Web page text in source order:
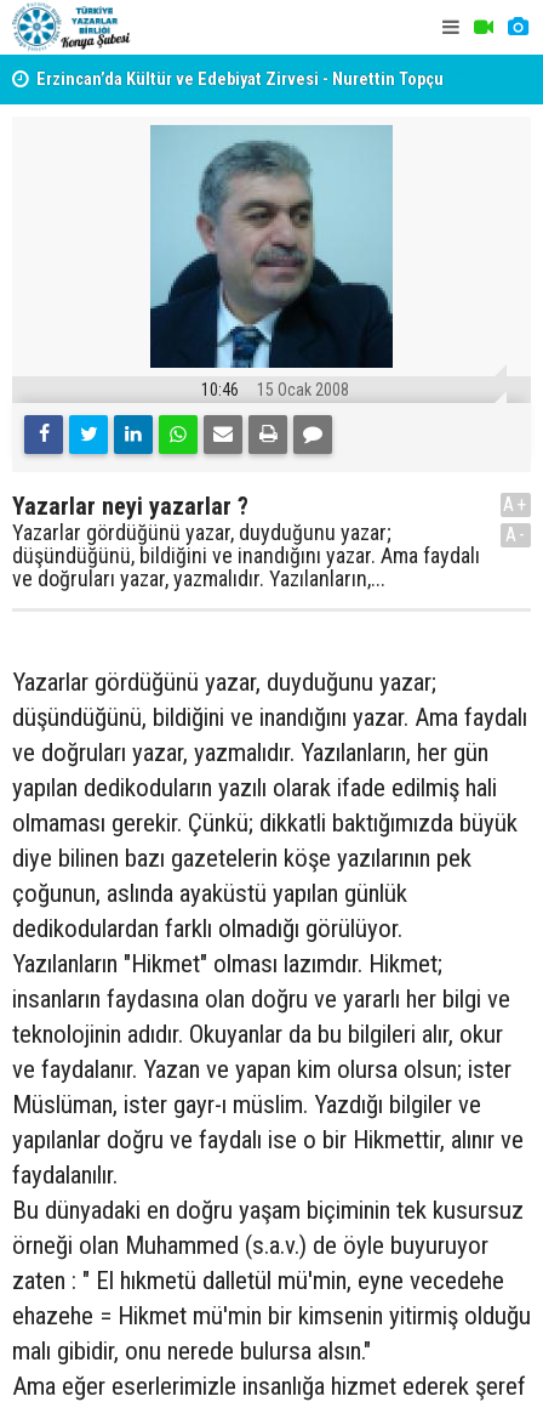
Erzincan’da Kültür ve Edebiyat Zirvesi - Nurettin Topçu
10:46 15 Ocak 2008
Yazarlar neyi yazarlar ?
Yazarlar gördüğünü yazar, duyduğunu yazar;
düşündüğünü, bildiğini ve inandığını yazar. Ama faydalı
ve doğruları yazar, yazmalıdır. Yazılanların,...
A+
A-
Yazarlar gördüğünü yazar, duyduğunu yazar;
düşündüğünü, bildiğini ve inandığını yazar. Ama faydalı
ve doğruları yazar, yazmalıdır. Yazılanların, her gün
yapılan dedikoduların yazılı olarak ifade edilmiş hali
olmaması gerekir. Çünkü; dikkatli baktığımızda büyük
diye bilinen bazı gazetelerin köşe yazılarının pek
çoğunun, aslında ayaküstü yapılan günlük
dedikodulardan farklı olmadığı görülüyor.
Yazılanların "Hikmet" olması lazımdır. Hikmet;
insanların faydasına olan doğru ve yararlı her bilgi ve
teknolojinin adıdır. Okuyanlar da bu bilgileri alır, okur
ve faydalanır. Yazan ve yapan kim olursa olsun; ister
Müslüman, ister gayr-ı müslim. Yazdığı bilgiler ve
yapılanlar doğru ve faydalı ise o bir Hikmettir, alınır ve
faydalanılır.
Bu dünyadaki en doğru yaşam biçiminin tek kusursuz
örneği olan Muhammed (s.a.v.) de öyle buyuruyor
zaten : " El hıkmetü dalletül mü'min, eyne vecedehe
ehazehe = Hikmet mü'min bir kimsenin yitirmiş olduğu
malı gibidir, onu nerede bulursa alsın."
Ama eğer eserlerimizle insanlığa hizmet ederek şeref